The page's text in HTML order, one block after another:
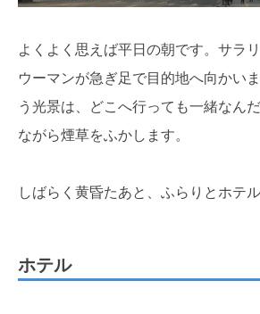
よくよく思えば平日の朝です。サラ
ウーマンが急ぎ足で目的地へ向かい
う光景は、どこへ行っても一緒なん
ながら煙草をふかします。
しばらく黄昏たあと、ふらりとホテ
ホテル